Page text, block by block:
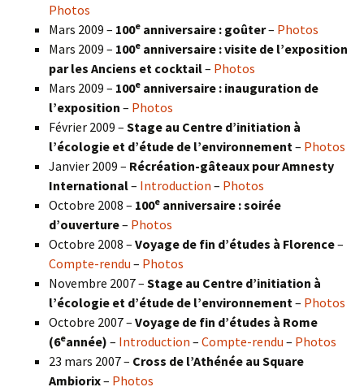
Photos
Mars 2009 – 100e anniversaire : goûter– Photos
Mars 2009 – 100e anniversaire : visite de l’exposition
par les Anciens et cocktail– Photos
Mars 2009 – 100e anniversaire : inauguration de
l’exposition – Photos
Février 2009 – Stage au Centre d’initiation à
l’écologie et d’étude de l’environnement – Photos
Janvier 2009 – Récréation-gâteaux pour Amnesty
International– Introduction – Photos
Octobre 2008 – 100e anniversaire : soirée
d’ouverture– Photos
Octobre 2008 – Voyage de fin d’études à Florence–
Compte-rendu – Photos
Novembre 2007 – Stage au Centre d’initiation à
l’écologie et d’étude de l’environnement – Photos
Octobre 2007 – Voyage de fin d’études à Rome
(6eannée) – Introduction – Compte-rendu – Photos
23 mars 2007 – Cross de l’Athénée au Square
Ambiorix– Photos